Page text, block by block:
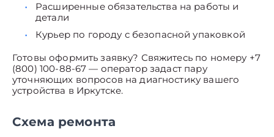
Расширенные обязательства на работы и
детали
Курьер по городу с безопасной упаковкой
Готовы оформить заявку? Свяжитесь по номеру +7
(800) 100-88-67 — оператор задаст пару
уточняющих вопросов на диагностику вашего
устройства в Иркутске.
Схема ремонта